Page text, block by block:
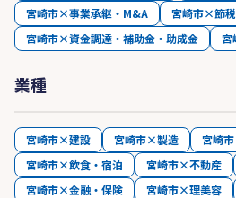
宮崎市×事業承継・M&A
宮崎市×節税
宮崎市×資金調達・補助金・助成金
宮
業種
宮崎市×建設 宮崎市×製造 宮崎
宮崎市×飲食・宿泊
宮崎市×不動産
宮崎市×金融・保険
宮崎市×理美容